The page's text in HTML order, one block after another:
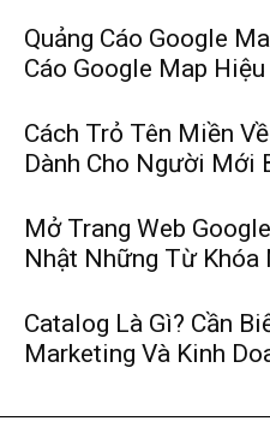
Quảng Cáo Google
Cáo Google Map Hiệu
Cách Trỏ Tên Miền
Dành Cho Người Mới
Mở Trang Web
Nhật Những Từ Khóa
Catalog Là Gì? Cần
Marketing Và Kinh